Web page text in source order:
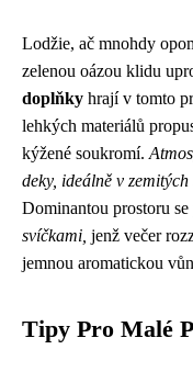
Lodžie, ač mnohdy
zelenou oázou klidu
doplňky hrají v tomto
lehkých materiálů
kýžené soukromí.
deky, ideálně v
Dominantou prostoru se
svíčkami, jenž večer
jemnou aromatickou
Tipy Pro Malé